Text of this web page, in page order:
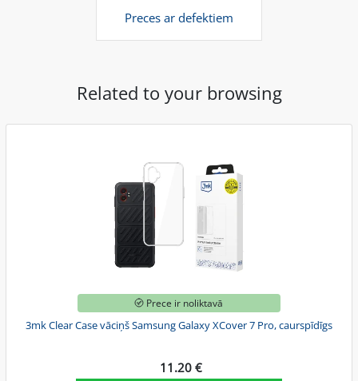
Preces ar defektiem
Related to your browsing
Prece ir noliktavā
3mk Clear Case vāciņš Samsung Galaxy XCover 7 Pro, caurspīdīgs
11.20 €